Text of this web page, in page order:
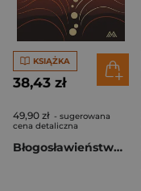
KSIĄŻKA
38,43 zł
49,90 zł - sugerowana
cena detaliczna
Błogosławieństwo ziemi